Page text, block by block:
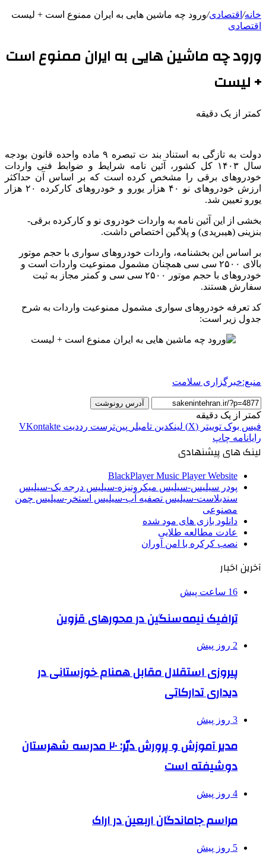
خانه/ اقتصادی/ورود چه ماشین هایی به ایران ممنوع است + لیست
اقتصادی
ورود چه ماشین هایی به ایران ممنوع است
+ لیست
کمتر از یک دقیقه
دولت به تازگی به استناد بند ت
تبصره ۹ ماده واحده قانون بودجه
سال ۱۴۰۳ کل کشور، آئین نامه شرایط و ضوابط فنی واردات
خودروهای برقی را مشخص کرده است که بر اساس آن حداکثر
ارزش خودروهای نو ۴۰ هزار یورو و خودروهای کارکرده ۲۰ هزار
یورو تعیین شد.
بخشی از این آئین نامه به واردات خودروی نو و کارکرده برقی-
بنزینی (هیبریدی) و پلاگین اختصاص داشت.
بر اساس این بخشنامه، واردات خودروهای سواری با حجم موتور
بالای ۲۵۰۰ سی سی همچنان مشمول ممنوعیت واردات است و
خودروهای با حجم موتور ۲۵۰۰ سی سی و کمتر مجاز به ثبت
سفارش هستند.
کد تعرفه خودروهای سواری مشمول ممنوعیت واردات به شرح
جدول زیر است:
منبع:خبرگزاری سلامت
آدرس رونوشت
کمتر از یک دقیقه
فیس بوک توییتر (X) لینکدین ‫تامبلر ‫پین‌ترست ‫رددیت ‫VKontakte
رایانامه چاپ
لینک های پیشنهادی
BlackPlayer Music Player Website
پودر سیلیس-سیلیس میکرونیزه-سیلیس درجه یک-سیلیس
سندبلاست-سیلیس تصفیه آب-سیلیس استخر-سیلیس چمن
مصنوعی
دانلود بازی های مود شده
عادت مطالعه طلایی
نصب کرکره با امن آوران
آخرین اخبار
16 ساعت پیش
ترافیک نیمه‌سنگین در محورهای قزوین
2 روز پیش
پیروزی استقلال مقابل همنام خوزستانی در
دیداری تدارکاتی
3 روز پیش
مدیر آموزش و پرورش دیّر: ۲۰ مدرسه شهرستان
دوشیفته است
4 روز پیش
مراسم جاماندگان اربعین در اراک
5 روز پیش